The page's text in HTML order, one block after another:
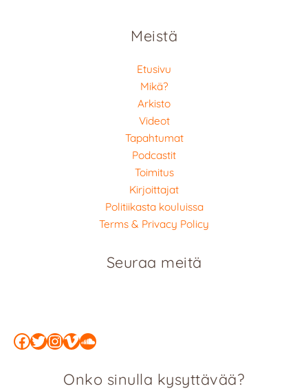
Meistä
Etusivu
Mikä?
Arkisto
Videot
Tapahtumat
Podcastit
Toimitus
Kirjoittajat
Politiikasta kouluissa
Terms & Privacy Policy
Seuraa meitä
Facebook
Twitter
Instagram
Vimeo
SoundCloud
Onko sinulla kysyttävää?